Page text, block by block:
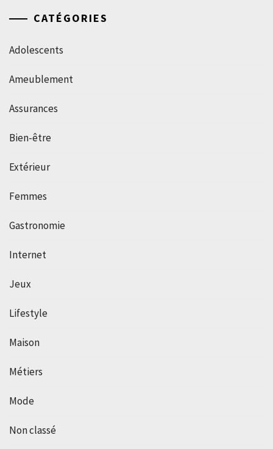
CATÉGORIES
Adolescents
Ameublement
Assurances
Bien-être
Extérieur
Femmes
Gastronomie
Internet
Jeux
Lifestyle
Maison
Métiers
Mode
Non classé